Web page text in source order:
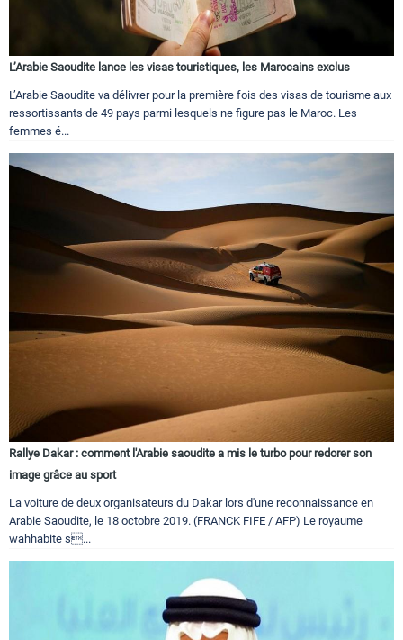
L’Arabie Saoudite lance les visas touristiques, les Marocains exclus
L’Arabie Saoudite va délivrer pour la première fois des visas de tourisme aux
ressortissants de 49 pays parmi lesquels ne figure pas le Maroc. Les
femmes é...
Rallye Dakar : comment l'Arabie saoudite a mis le turbo pour redorer son
image grâce au sport
La voiture de deux organisateurs du Dakar lors d'une reconnaissance en
Arabie Saoudite, le 18 octobre 2019. (FRANCK FIFE / AFP) Le royaume
wahhabite s...